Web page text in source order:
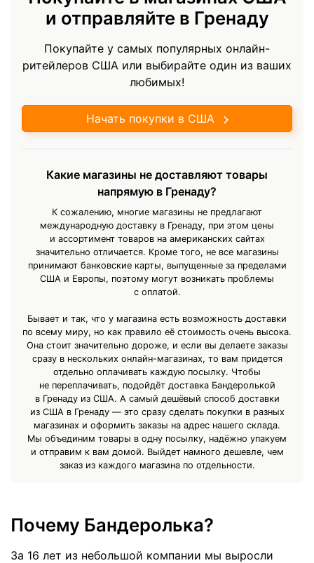
и отправляйте в Гренаду
Покупайте у самых популярных онлайн-
ритейлеров США или выбирайте один из ваших
любимых!
Начать покупки в США
Какие магазины не доставляют товары
напрямую в Гренаду?
К сожалению, многие магазины не предлагают
международную доставку в Гренаду, при этом цены
и ассортимент товаров на американских сайтах
значительно отличается. Кроме того, не все магазины
принимают банковские карты, выпущенные за пределами
США и Европы, поэтому могут возникать проблемы
с оплатой.
Бывает и так, что у магазина есть возможность доставки
по всему миру, но как правило её стоимость очень высока.
Она стоит значительно дороже, и если вы делаете заказы
сразу в нескольких онлайн-магазинах, то вам придется
отдельно оплачивать каждую посылку. Чтобы
не переплачивать, подойдёт доставка Бандеролькой
в Гренаду из США. А самый дешёвый способ доставки
из США в Гренаду — это сразу сделать покупки в разных
магазинах и оформить заказы на адрес нашего склада.
Мы объединим товары в одну посылку, надёжно упакуем
и отправим к вам домой. Выйдет намного дешевле, чем
заказ из каждого магазина по отдельности.
Почему Бандеролька?
За 16 лет из небольшой компании мы выросли